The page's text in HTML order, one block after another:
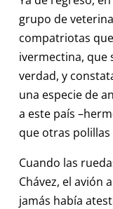
grupo de
compatriotas
ivermectina, que
verdad, y
una especie de
a este país
que otras
Cuando las
Chávez, el avión
jamás había